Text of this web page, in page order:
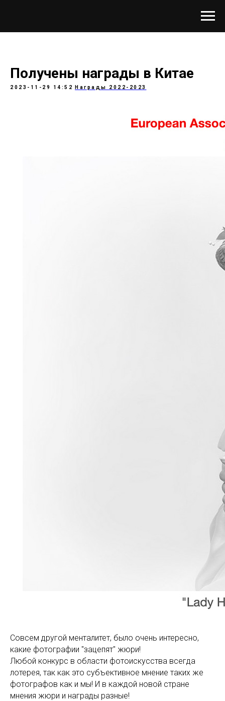
Получены награды в Китае
2023-11-29 14:52 Награды 2022-2023
Совсем другой менталитет, было очень интересно,
какие фотографии "зацепят" жюри!
Любой конкурс в области фотоискусства всегда
лотерея, так как это субъективное мнение таких же
фотографов как и мы! И в каждой новой стране
мнения жюри и награды разные!